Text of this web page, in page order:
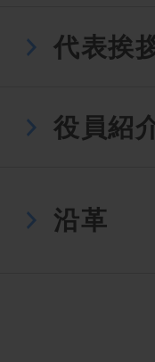
代表挨
役員紹
沿革